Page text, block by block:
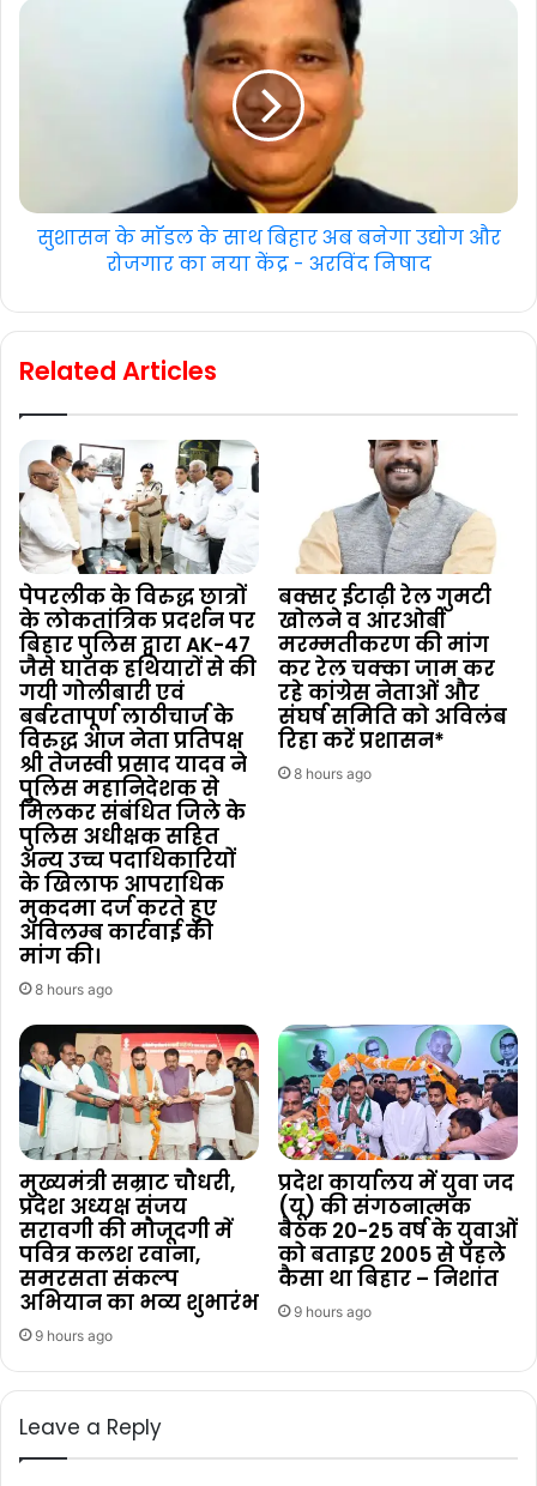
सुशासन के माॅडल के साथ बिहार अब बनेगा उद्योग और
रोजगार का नया केंद्र - अरविंद निषाद
Related Articles
पेपरलीक के विरुद्ध छात्रों
के लोकतांत्रिक प्रदर्शन पर
बिहार पुलिस द्वारा AK-47
जैसे घातक हथियारों से की
गयी गोलीबारी एवं
बर्बरतापूर्ण लाठीचार्ज के
विरुद्ध आज नेता प्रतिपक्ष
श्री तेजस्वी प्रसाद यादव ने
पुलिस महानिदेशक से
मिलकर संबंधित जिले के
पुलिस अधीक्षक सहित
अन्य उच्च पदाधिकारियों
के खिलाफ आपराधिक
मुकदमा दर्ज करते हुए
अविलम्ब कार्रवाई की
मांग की।
8 hours ago
बक्सर ईटाढ़ी रेल गुमटी
खोलने व आरओबी
मरम्मतीकरण की मांग
कर रेल चक्का जाम कर
रहे कांग्रेस नेताओं और
संघर्ष समिति को अविलंब
रिहा करें प्रशासन*
8 hours ago
मुख्यमंत्री सम्राट चौधरी,
प्रदेश अध्यक्ष संजय
सरावगी की मौजूदगी में
पवित्र कलश रवाना,
समरसता संकल्प
अभियान का भव्य शुभारंभ
9 hours ago
प्रदेश कार्यालय में युवा जद
(यू) की संगठनात्मक
बैठक 20-25 वर्ष के युवाओं
को बताइए 2005 से पहले
कैसा था बिहार – निशांत
9 hours ago
Leave a Reply